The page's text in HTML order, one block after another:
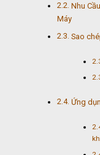
Nhu
Máy
Sao
Ứng